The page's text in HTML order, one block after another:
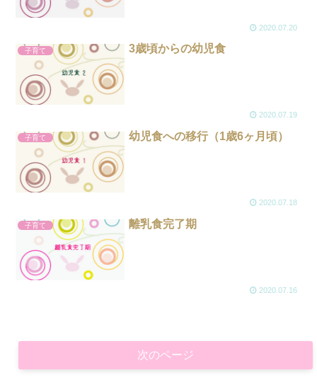
2020.07.20
子育て 3歳頃からの幼児食
2020.07.19
子育て 幼児食への移行（1歳6ヶ月頃）
2020.07.18
子育て 離乳食完了期
2020.07.16
次のページ